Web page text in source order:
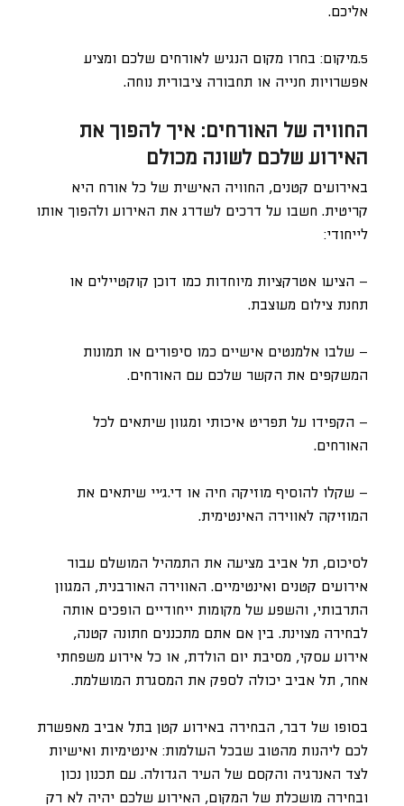
אליכם.
5.מיקום: בחרו מקום הנגיש לאורחים שלכם ומציע
אפשרויות חנייה או תחבורה ציבורית נוחה.
החוויה של האורחים: איך להפוך את
האירוע שלכם לשונה מכולם
באירועים קטנים, החוויה האישית של כל אורח היא
קריטית. חשבו על דרכים לשדרג את האירוע ולהפוך אותו
לייחודי:
– הציעו אטרקציות מיוחדות כמו דוכן קוקטיילים או
תחנת צילום מעוצבת.
– שלבו אלמנטים אישיים כמו סיפורים או תמונות
המשקפים את הקשר שלכם עם האורחים.
– הקפידו על תפריט איכותי ומגוון שיתאים לכל
האורחים.
– שקלו להוסיף מוזיקה חיה או די.ג׳יי שיתאים את
המוזיקה לאווירה האינטימית.
לסיכום, תל אביב מציעה את התמהיל המושלם עבור
אירועים קטנים ואינטימיים. האווירה האורבנית, המגוון
התרבותי, והשפע של מקומות ייחודיים הופכים אותה
לבחירה מצוינת. בין אם אתם מתכננים חתונה קטנה,
אירוע עסקי, מסיבת יום הולדת, או כל אירוע משפחתי
אחר, תל אביב יכולה לספק את המסגרת המושלמת.
בסופו של דבר, הבחירה באירוע קטן בתל אביב מאפשרת
לכם ליהנות מהטוב שבכל העולמות: אינטימיות ואישיות
לצד האנרגיה והקסם של העיר הגדולה. עם תכנון נכון
ובחירה מושכלת של המקום, האירוע שלכם יהיה לא רק